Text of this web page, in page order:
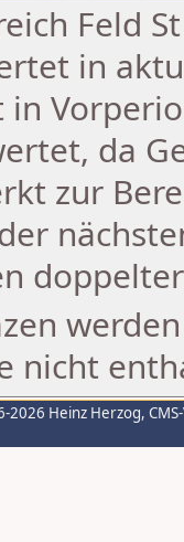
Feld
in
da
zur
nicht
2026 Heinz Herzog,